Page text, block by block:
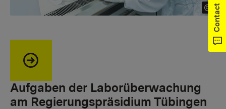
Aufgaben der Laborüberwachung
am Regierungspräsidium Tübingen
Contact